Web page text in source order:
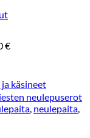
käsineet
€
neulepuserot
, neulepaita,